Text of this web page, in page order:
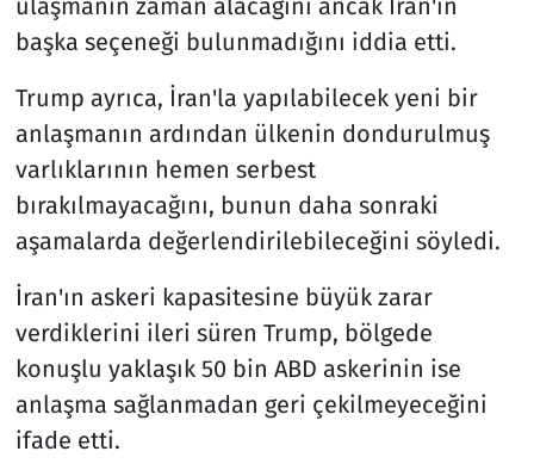
ulaşmanın zaman alacağını ancak İran'ın
başka seçeneği bulunmadığını iddia etti.
Trump ayrıca, İran'la yapılabilecek yeni bir
anlaşmanın ardından ülkenin dondurulmuş
varlıklarının hemen serbest
bırakılmayacağını, bunun daha sonraki
aşamalarda değerlendirilebileceğini söyledi.
İran'ın askeri kapasitesine büyük zarar
verdiklerini ileri süren Trump, bölgede
konuşlu yaklaşık 50 bin ABD askerinin ise
anlaşma sağlanmadan geri çekilmeyeceğini
ifade etti.